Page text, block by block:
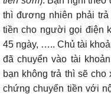
thì đương nhiên phải
tiền cho người gọi điện
45 ngày, ….. Chủ tài
đã chuyển vào tài
bạn không trả thì sẽ
chứng chuyển tiền với